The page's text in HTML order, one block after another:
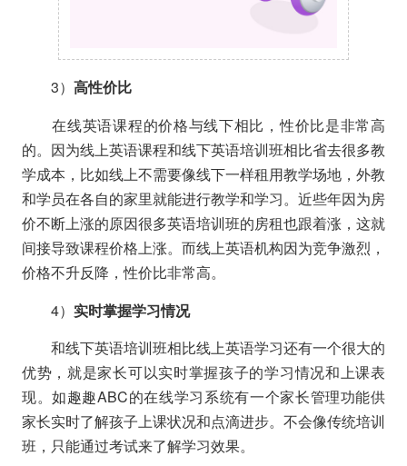
3） 高性价比
在线英语课程的价格与线下相比，性价比是非常高
的。因为线上英语课程和线下英语培训班相比省去很多教
学成本，比如线上不需要像线下一样租用教学场地，外教
和学员在各自的家里就能进行教学和学习。近些年因为房
价不断上涨的原因很多英语培训班的房租也跟着涨，这就
间接导致课程价格上涨。而线上英语机构因为竞争激烈，
价格不升反降，性价比非常高。
4） 实时掌握学习情况
和线下英语培训班相比线上英语学习还有一个很大的
优势，就是家长可以实时掌握孩子的学习情况和上课表
现。如趣趣ABC的在线学习系统有一个家长管理功能供
家长实时了解孩子上课状况和点滴进步。不会像传统培训
班，只能通过考试来了解学习效果。